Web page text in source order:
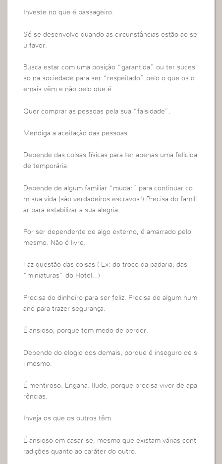
Investe no que é passageiro.
Só se desenvolve quando as circunstâncias estão ao se
u favor.
Busca estar com uma posição “garantida” ou ter suces
so na sociedade para ser “respeitado” pelo o que os d
emais vêm e não pelo que é.
Quer comprar as pessoas pela sua “falsidade”.
Mendiga a aceitação das pessoas.
Depende das coisas físicas para ter apenas uma felicida
de temporária.
Depende de algum familiar “mudar” para continuar co
m sua vida (são verdadeiros escravos!) Precisa do famili
ar para estabilizar a sua alegria.
Por ser dependente de algo externo, é amarrado pelo
mesmo. Não é livre.
Faz questão das coisas ( Ex: do troco da padaria, das
“miniaturas” do Hotel…)
Precisa do dinheiro para ser feliz. Precisa de algum hum
ano para trazer segurança.
É ansioso, porque tem medo de perder.
Depende do elogio dos demais, porque é inseguro de s
i mesmo.
É mentiroso. Engana. Ilude, porque precisa viver de apa
rências.
Inveja os que os outros têm.
É ansioso em casar-se, mesmo que existam várias cont
radições quanto ao caráter do outro.